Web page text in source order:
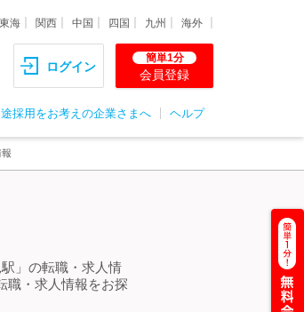
東海 関西 中国 四国 九州 海外
ログイン
簡単1分
会員登録
採用をお考えの企業さまへ ヘルプ
」の転職・求人情
職・求人情報をお探